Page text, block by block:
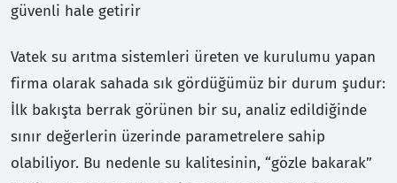
güvenli hale getirir
Vatek su arıtma sistemleri üreten ve kurulumu yapan
firma olarak sahada sık gördüğümüz bir durum şudur:
İlk bakışta berrak görünen bir su, analiz edildiğinde
sınır değerlerin üzerinde parametrelere sahip
olabiliyor. Bu nedenle su kalitesinin, “gözle bakarak”